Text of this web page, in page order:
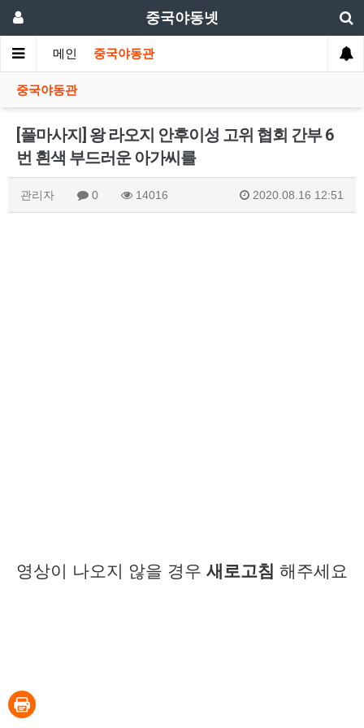
중국야동넷
메인 중국야동관
중국야동관
[풀마사지] 왕 라오지 안후이성 고위 협회 간부 6
번 흰색 부드러운 아가씨를
관리자 0 14016 2020.08.16 12:51
영상이 나오지 않을 경우 새로고침 해주세요